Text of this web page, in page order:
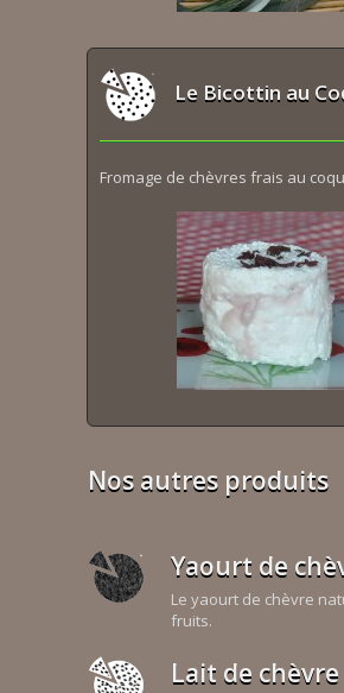
Le Bicottin au
Fromage de chèvres frais au
Nos autres produits
Yaourt de
Le yaourt de chèvre
fruits.
Lait de chèvre